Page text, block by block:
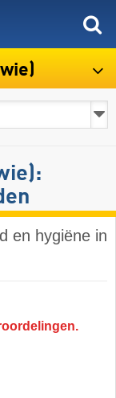
en hygiëne in